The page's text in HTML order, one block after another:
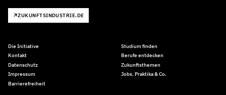
ZUKUNFTSINDUSTRIE.DE
Die Initiative
Kontakt
Datenschutz
Impressum
Barrierefreiheit
Studium finden
Berufe entdecken
Zukunftsthemen
Jobs, Praktika & Co.